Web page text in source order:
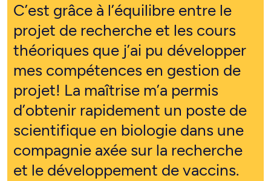
C’est grâce à l’équilibre entre le
projet de recherche et les cours
théoriques que j’ai pu développer
mes compétences en gestion de
projet! La maîtrise m’a permis
d’obtenir rapidement un poste de
scientifique en biologie dans une
compagnie axée sur la recherche
et le développement de vaccins.